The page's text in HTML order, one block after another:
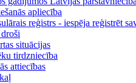
apliecība
reģistrs - iespēja reģistrēt
situācijas
tirdzniecība
attiecības